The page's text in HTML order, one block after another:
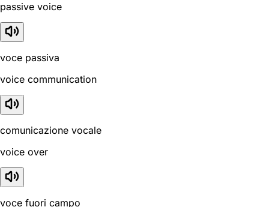
passive voice
voce passiva
voice communication
comunicazione vocale
voice over
voce fuori campo